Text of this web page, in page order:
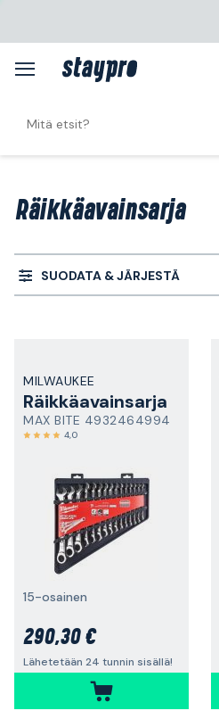
Räikkäavainsarja
SUODATA & JÄRJESTÄ
MILWAUKEE
Räikkäavainsarja
MAX BITE 4932464994
4,0
15-osainen
290,30 €
Lähetetään 24 tunnin sisällä!